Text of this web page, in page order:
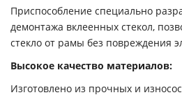
Приспособление специально
демонтажа вклеенных стекол,
стекло от рамы без повреждения
Высокое качество материалов:
Изготовлено из прочных и